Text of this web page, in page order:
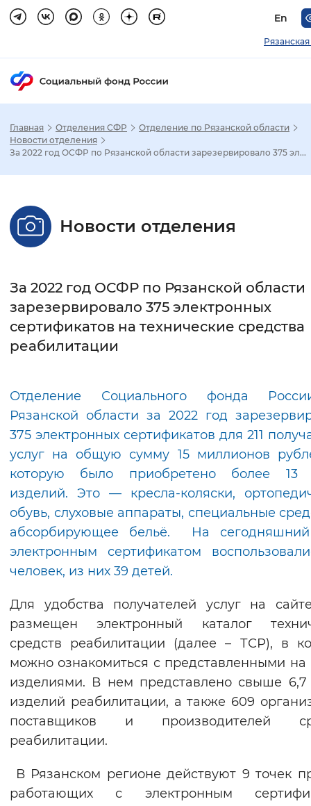
En
Настройка режима отображения
Стандартный Увеличенный
Без засечек
Интервал между буквами
Цвет сайта
Инверсивный
Синий фон
Изображения
Включены Выключены
Звуковой ассистент
Вернуть стандартные настройки
Главная Отделения СФР
Отделение по Рязанской области
Новости отделения
За 2022 год ОСФР по Рязанской области зарезервировало 375 эл...
Новости отделения
За 2022 год ОСФР по Рязанской области
зарезервировало 375 электронных
сертификатов на технические средства
реабилитации
Отделение Социального фонда
Рязанской области за 2022 год
375 электронных сертификатов для 211
услуг на общую сумму 15 миллионов
которую было приобретено более 13
изделий. Это — кресла-коляски,
обувь, слуховые аппараты, специальные
абсорбирующее бельё. На
электронным сертификатом
человек, из них 39 детей.
Для удобства получателей услуг на
размещен электронный каталог
средств реабилитации (далее – ТСР), в
можно ознакомиться с представленными на
изделиями. В нем представлено свыше 6,7
изделий реабилитации, а также 609
поставщиков и производителей
реабилитации.
В Рязанском регионе действуют 9 точек
работающих с электронным